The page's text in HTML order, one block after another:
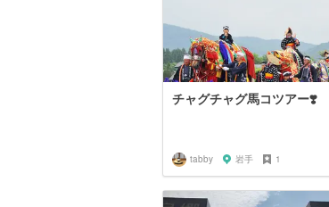
チャグチャグ馬コツアー❣️
tabby 岩手 1